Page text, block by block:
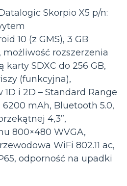
Skorpio X5 p/n:
10 (z GMS), 3 GB
możliwość rozszerzenia
SDXC do 256 GB,
(funkcyjna),
i 2D – Standard Range
mAh, Bluetooth 5.0,
4,3”,
800×480 WVGA,
WiFi 802.11 ac,
odporność na upadki